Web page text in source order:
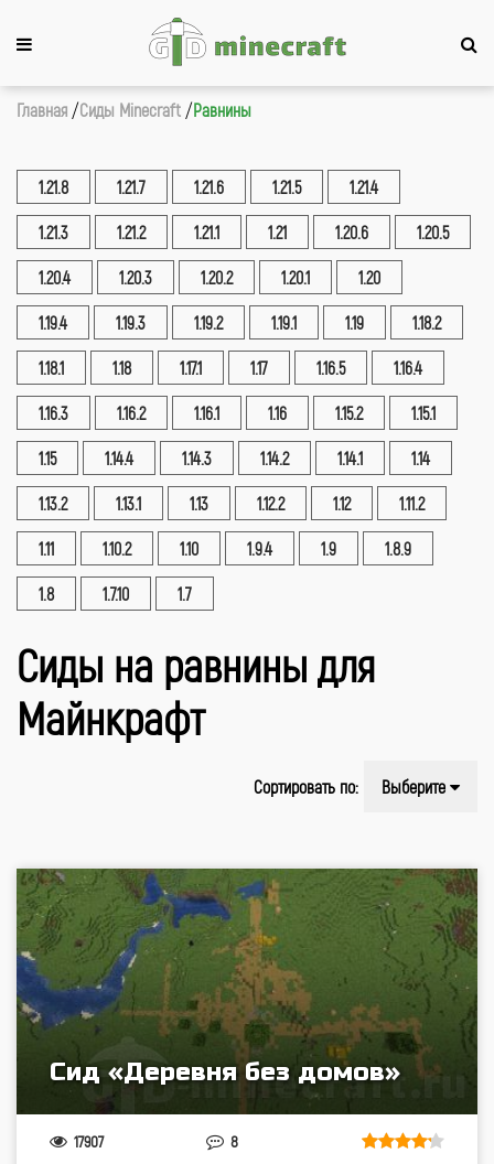
Главная Сиды Minecraft Равнины
1.21.8 1.21.7 1.21.6 1.21.5 1.21.4
1.21.3 1.21.2 1.21.1 1.21 1.20.6 1.20.5
1.20.4 1.20.3 1.20.2 1.20.1 1.20
1.19.4 1.19.3 1.19.2 1.19.1 1.19 1.18.2
1.18.1 1.18 1.17.1 1.17 1.16.5 1.16.4
1.16.3 1.16.2 1.16.1 1.16 1.15.2 1.15.1
1.15 1.14.4 1.14.3 1.14.2 1.14.1 1.14
1.13.2 1.13.1 1.13 1.12.2 1.12 1.11.2
1.11 1.10.2 1.10 1.9.4 1.9 1.8.9
1.8 1.7.10 1.7
Сиды на равнины для
Майнкрафт
Сортировать по: Выберите
Сид «Деревня без домов»
17907 8